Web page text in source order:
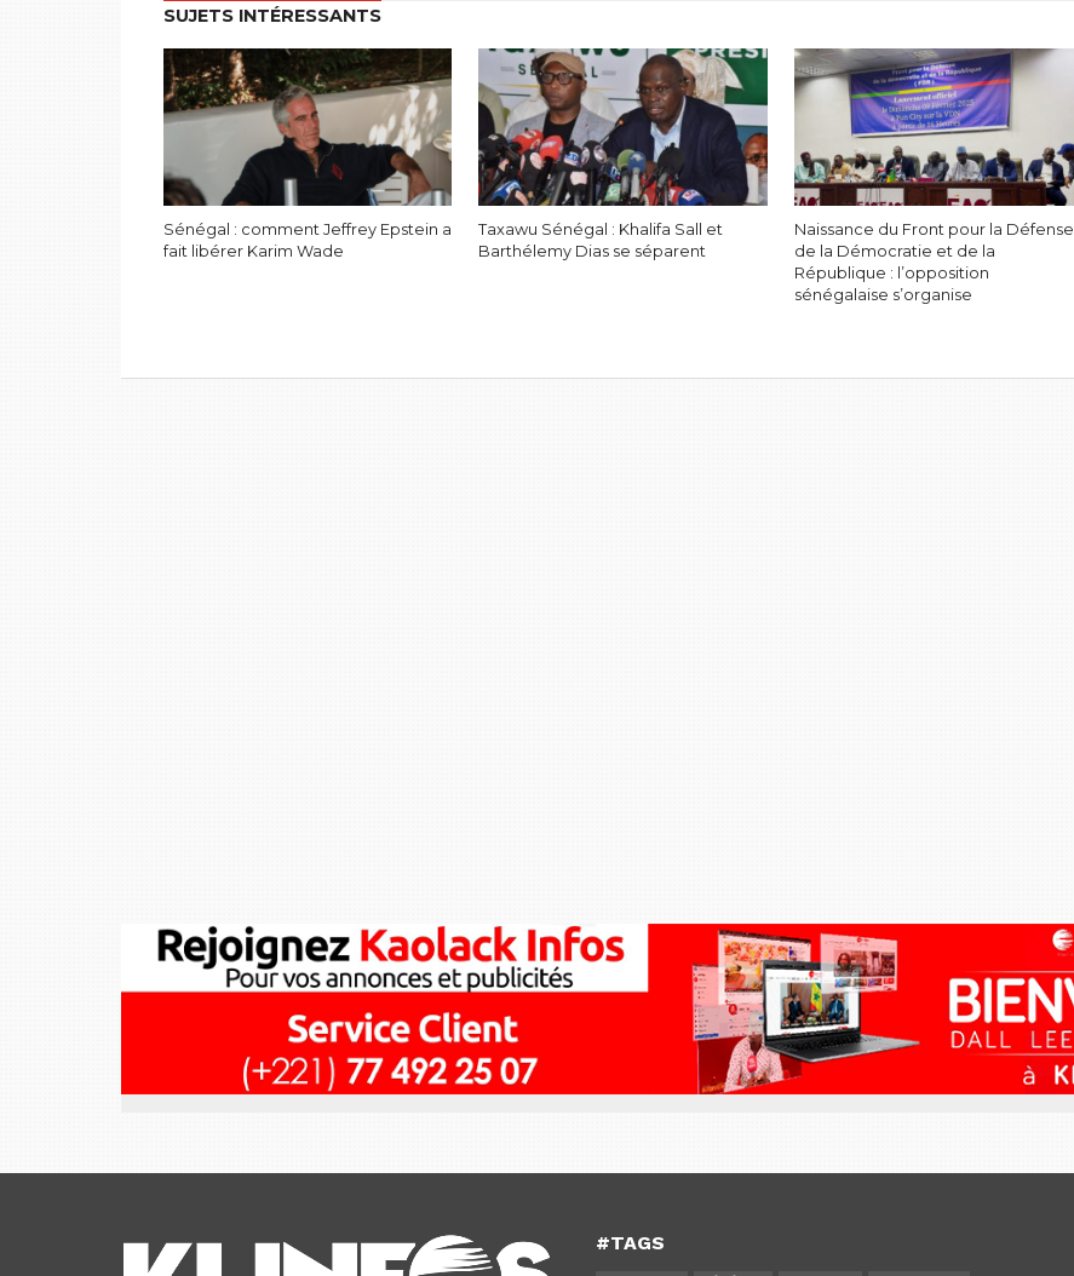
SUJETS INTÉRESSANTS
Sénégal : comment Jeffrey Epstein a
fait libérer Karim Wade
Taxawu Sénégal : Khalifa Sall et
Barthélemy Dias se séparent
Naissance du Front pour la Défense
de la Démocratie et de la
République : l’opposition
sénégalaise s’organise
#TAGS